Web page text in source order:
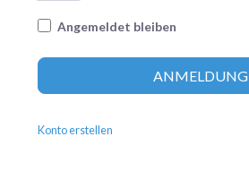
Angemeldet bleiben
ANMELDUNG
Konto erstellen